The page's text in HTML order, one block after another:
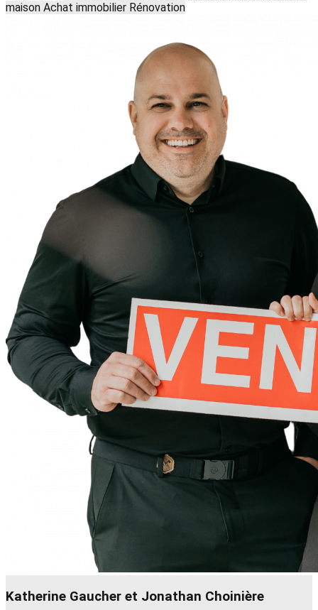
maison Achat immobilier Rénovation
Katherine Gaucher et Jonathan Choinière